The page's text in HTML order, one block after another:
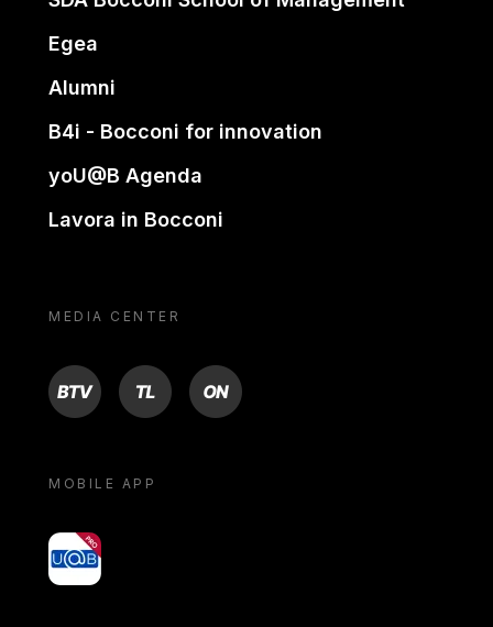
Egea
Alumni
B4i - Bocconi for innovation
yoU@B Agenda
Lavora in Bocconi
MEDIA CENTER
BTV TL ON
MOBILE APP
yoU@B